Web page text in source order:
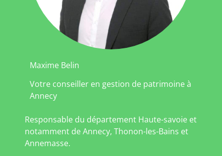
Maxime Belin
Votre conseiller en gestion de patrimoine à
Annecy
Responsable du département Haute-savoie et
notamment de Annecy, Thonon-les-Bains et
Annemasse.